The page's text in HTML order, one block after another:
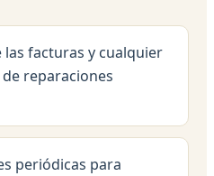
las facturas y cualquier
reparaciones
periódicas para